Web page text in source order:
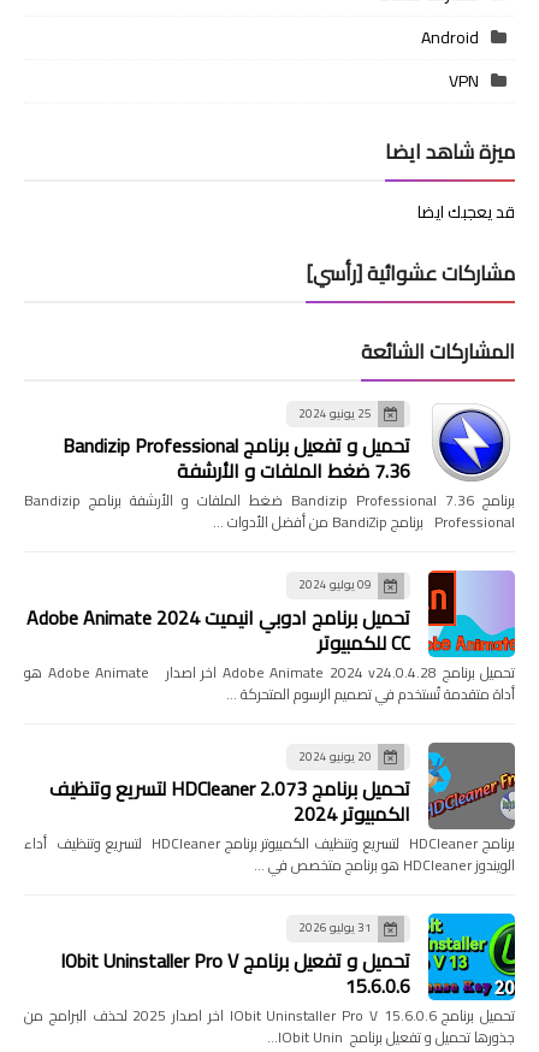
Android
VPN
ميزة شاهد ايضا
قد يعجبك ايضا
مشاركات عشوائية [رأسي]
المشاركات الشائعة
25 يونيو 2024
تحميل و تفعيل برنامج Bandizip Professional
7.36 ضغط الملفات و الأرشفة
برنامج Bandizip Professional 7.36 ضغط الملفات و الأرشفة برنامج Bandizip
Professional برنامج BandiZip من أفضل الأدوات …
09 يوليو 2024
تحميل برنامج ادوبي انيميت 2024 Adobe Animate
CC للكمبيوتر
تحميل برنامج Adobe Animate 2024 v24.0.4.28 اخر اصدار Adobe Animate هو
أداة متقدمة تُستخدم في تصميم الرسوم المتحركة …
20 يونيو 2024
تحميل برنامج HDCleaner 2.073 لتسريع وتنظيف
الكمبيوتر 2024
برنامج HDCleaner لتسريع وتنظيف الكمبيوتر برنامج HDCleaner لتسريع وتنظيف أداء
الويندوز HDCleaner هو برنامج متخصص في …
31 يوليو 2026
تحميل و تفعيل برنامج IObit Uninstaller Pro V
15.6.0.6
تحميل برنامج IObit Uninstaller Pro V 15.6.0.6 اخر اصدار 2025 لحذف البرامج من
جذورها تحميل و تفعيل برنامج IObit Unin…